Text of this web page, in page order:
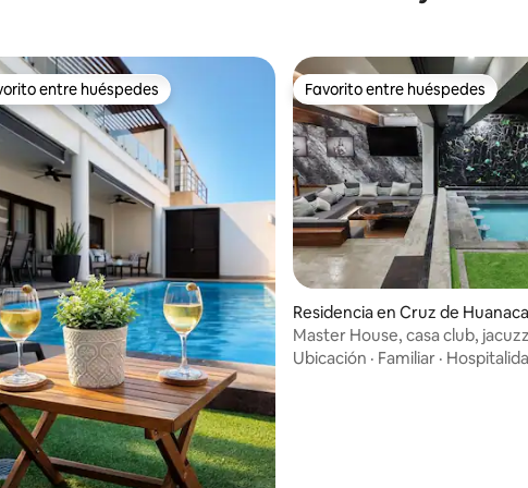
5 de 5; 6 evaluaciones
entre huéspedes
entre huéspedes Favorito entre huéspedes
Favorito entre huéspedes
Residencia en Cruz de
e
Master House, casa club,
etc., etc.
Ubicación · Familiar ·